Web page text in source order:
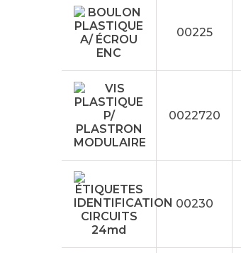
00225
0022720
00230